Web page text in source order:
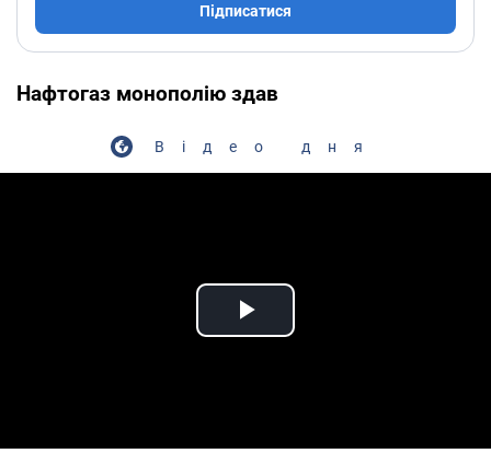
Підписатися
Нафтогаз монополію здав
Відео дня
Play Video